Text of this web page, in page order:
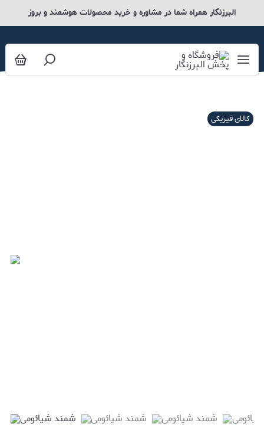
البرزنگار همراه شما در مشاوره و خرید محصولات هوشمند و بروز
کالای فیزیکی